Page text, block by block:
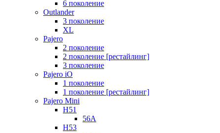
6 поколение
Outlander
3 поколение
XL
Pajero
2 поколение
2 поколение [рестайлинг]
3 поколение
Pajero iO
1 поколение
1 поколение [рестайлинг]
Pajero Mini
H51
56A
H53